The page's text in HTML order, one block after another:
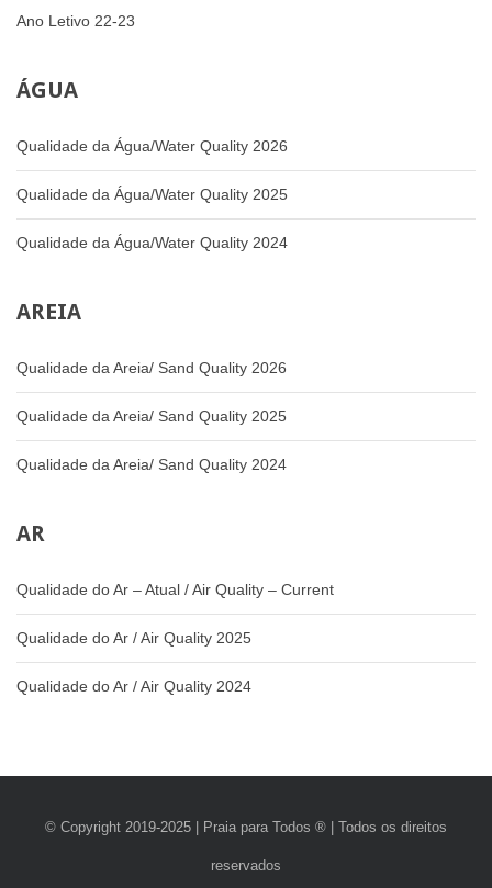
Ano Letivo 22-23
ÁGUA
Qualidade da Água/Water Quality 2026
Qualidade da Água/Water Quality 2025
Qualidade da Água/Water Quality 2024
AREIA
Qualidade da Areia/ Sand Quality 2026
Qualidade da Areia/ Sand Quality 2025
Qualidade da Areia/ Sand Quality 2024
AR
Qualidade do Ar – Atual / Air Quality – Current
Qualidade do Ar / Air Quality 2025
Qualidade do Ar / Air Quality 2024
© Copyright 2019-2025 | Praia para Todos ® | Todos os direitos
reservados